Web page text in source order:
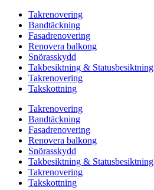
Takrenovering
Bandtäckning
Fasadrenovering
Renovera balkong
Snörasskydd
Takbesiktning & Statusbesiktning
Takrenovering
Takskottning
Takrenovering
Bandtäckning
Fasadrenovering
Renovera balkong
Snörasskydd
Takbesiktning & Statusbesiktning
Takrenovering
Takskottning